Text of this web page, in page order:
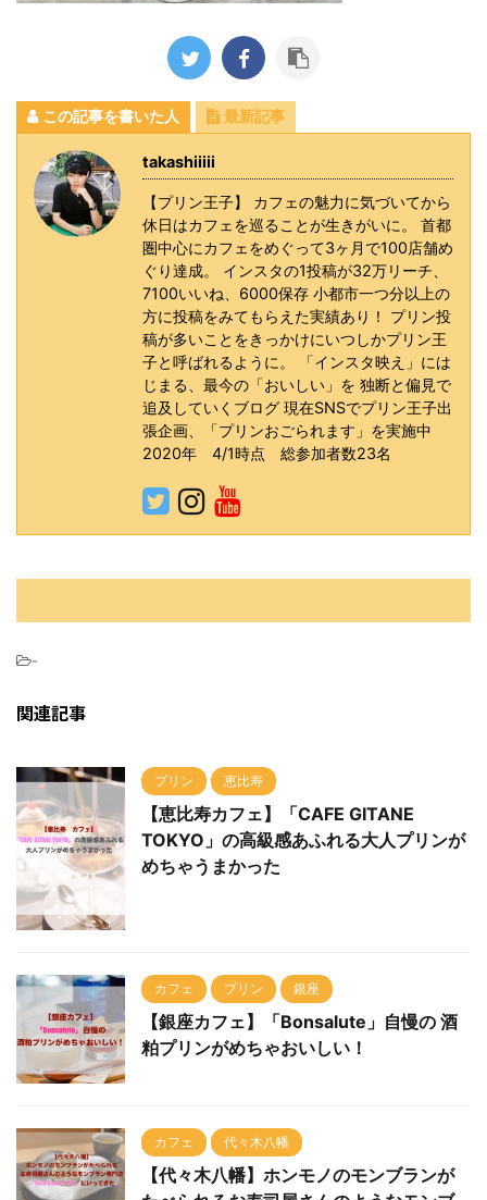
この記事を書いた人 最新記事
休日はカフェを巡ることが生きがいに。 首都
圏中心にカフェをめぐって3ヶ月で100店舗め
ぐり達成。 インスタの1投稿が32万リーチ、
7100いいね、6000保存 小都市一つ分以上の
方に投稿をみてもらえた実績あり！ プリン投
稿が多いことをきっかけにいつしかプリン王
子と呼ばれるように。 「インスタ映え」には
じまる、最今の「おいしい」を 独断と偏見で
追及していくブログ 現在SNSでプリン王子出
張企画、「プリンおごられます」を実施中
2020年 4/1時点 総参加者数23名
関連記事
プリン 恵比寿
【恵比寿カフェ】「CAFE GITANE
TOKYO」の高級感あふれる大人プリンが
めちゃうまかった
カフェ プリン 銀座
【銀座カフェ】「Bonsalute」自慢の 酒
粕プリンがめちゃおいしい！
カフェ 代々木八幡
【代々木八幡】ホンモノのモンブランが
たべられるお寿司屋さんのようなモンブ